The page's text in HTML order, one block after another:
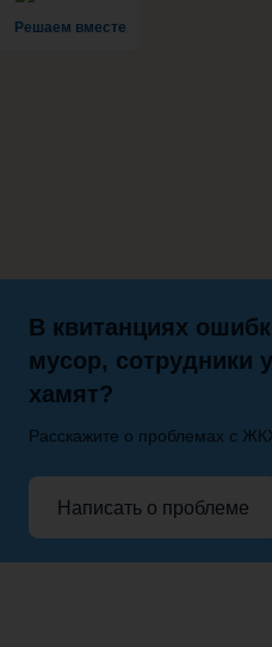
Решаем вместе
В квитанциях
мусор, сотрудники
хамят?
Расскажите о проблемах с
Написать о проблеме